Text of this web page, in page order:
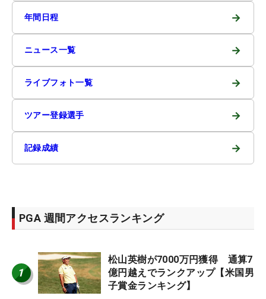
年間日程 →
ニュース一覧 →
ライブフォト一覧 →
ツアー登録選手 →
記録成績 →
PGA 週間アクセスランキング
1
松山英樹が7000万円獲得 通算7
億円越えでランクアップ【米国男
子賞金ランキング】